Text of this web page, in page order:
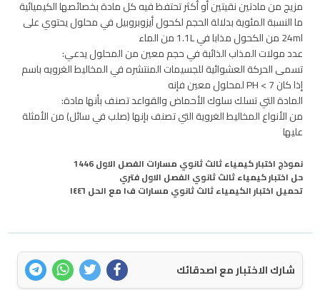
مزيج من مادتين نقيتين أو أكثر تحتفظ فيه كل مادة بخصائصها الكيميائية
ما النسبة المئوية بدلالة الحجم لكحول أيزوبروبيل في محلول يحتوي على
24ml من الكحول مذابا في 1.1L من الماء
عدد مولات المذاب الذائبة في حجم معين من المحلول يدعي:
تسمى الحركة العشوائية للجسيمات المنتشره في المخاليط الغرويه باسم
إذا كان 7 > PH لمحلول معين فإنه
المادة التي تسلك سلوك الأحماض والقواعد تصنف بأنها مادة:
من الأنواع المخاليط الغروية التي تصنف بإنها (صلب في سائل) من الأمثلة
عليها
نموذج اختبار كيمياء ثالث ثانوي مسارات الفصل الاول 1446
حل اختبار كيمياء ثالث ثانوي الفصل الاول فتري
تحميل اختبار الكيمياء ثالث ثانوي مسارات ف١ مع الحل ١٤٤٦
شارك الاختبار مع اصدقائك